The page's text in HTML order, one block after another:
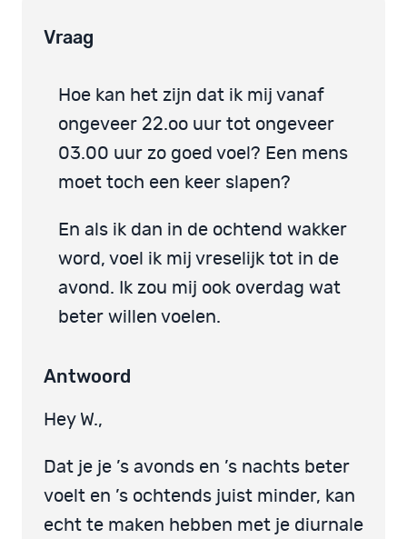
Vraag
Hoe kan het zijn dat ik mij vanaf
ongeveer 22.oo uur tot ongeveer
03.00 uur zo goed voel? Een mens
moet toch een keer slapen?
En als ik dan in de ochtend wakker
word, voel ik mij vreselijk tot in de
avond. Ik zou mij ook overdag wat
beter willen voelen.
Antwoord
Hey W.,
Dat je je ’s avonds en ’s nachts beter
voelt en ’s ochtends juist minder, kan
echt te maken hebben met je diurnale